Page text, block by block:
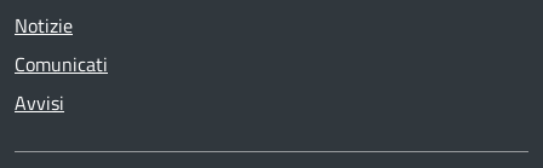
Notizie
Comunicati
Avvisi